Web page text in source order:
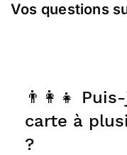
Vos questions
👨‍👩‍👧
carte à
?